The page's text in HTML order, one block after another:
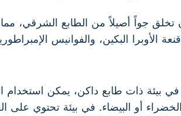
جواً أصيلاً من الطابع الشرقي،
البكين، والفوانيس
في بيئة ذات طابع داكن، يمكن
أو البيضاء. في بيئة تحتوي على